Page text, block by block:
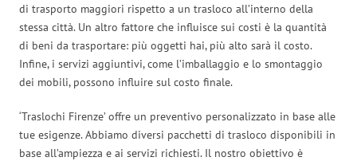
di trasporto maggiori rispetto a un trasloco all’interno della
stessa città. Un altro fattore che influisce sui costi è la quantità
di beni da trasportare: più oggetti hai, più alto sarà il costo.
Infine, i servizi aggiuntivi, come l’imballaggio e lo smontaggio
dei mobili, possono influire sul costo finale.
‘Traslochi Firenze’ offre un preventivo personalizzato in base alle
tue esigenze. Abbiamo diversi pacchetti di trasloco disponibili in
base all’ampiezza e ai servizi richiesti. Il nostro obiettivo è